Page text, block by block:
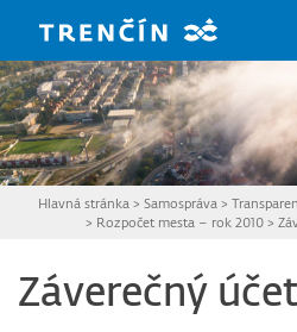
Hlavná stránka > Samospráva >
> Rozpočet mesta – rok 2010>
Záverečný